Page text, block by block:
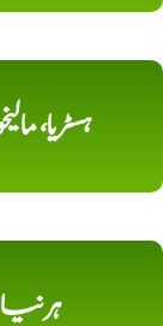
ہسٹریا،